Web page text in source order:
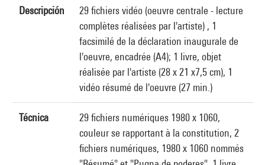
Descripción
29 fichiers vidéo (oeuvre centrale - lecture
complètes réalisées par l'artiste) , 1
facsimilé de la déclaration inaugurale de
l'oeuvre, encadrée (A4); 1 livre, objet
réalisée par l'artiste (28 x 21 x7,5 cm), 1
vidéo résumé de l'oeuvre (27 min.)
Técnica
29 fichiers numériques 1980 x 1060,
couleur se rapportant à la constitution, 2
fichiers numériques, 1980 x 1060 nommés